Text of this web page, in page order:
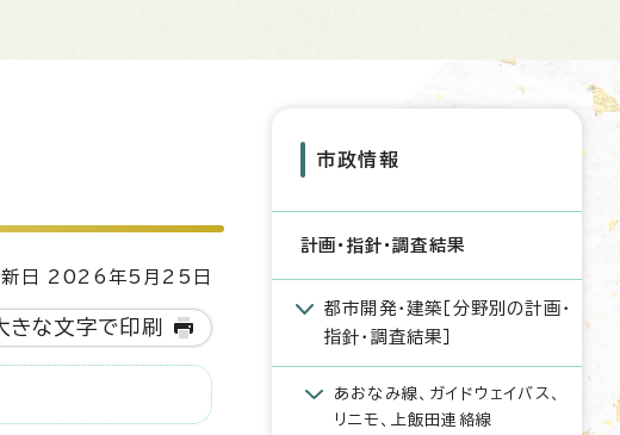
日 2026年5月25日
きな文字で印刷
市政情報
計画・指針・調査結果
都市開発・建築［分野別の計画・
指針・調査結果］
あおなみ線、ガイドウェイバス、
リニモ、上飯田連絡線